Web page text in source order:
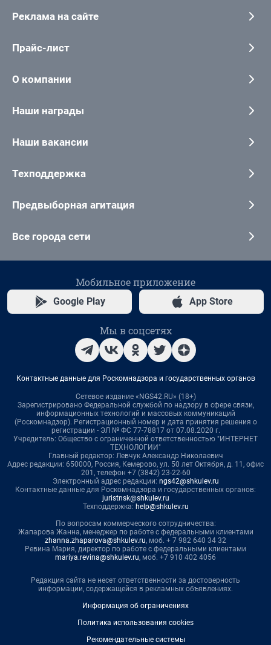
Реклама на сайте
Прайс-лист
О компании
Наши награды
Наши вакансии
Техподдержка
Предвыборная агитация
Все города сети
Мобильное приложение
Google Play App Store
Мы в соцсетях
Контактные данные для Роскомнадзора и государственных органов
Сетевое издание «NGS42.RU» (18+)
Зарегистрировано Федеральной службой по надзору в сфере связи,
информационных технологий и массовых коммуникаций
(Роскомнадзор). Регистрационный номер и дата принятия решения о
регистрации - ЭЛ № ФС 77-78817 от 07.08.2020 г.
Учредитель: Общество с ограниченной ответственностью "ИНТЕРНЕТ
ТЕХНОЛОГИИ"
Главный редактор: Левчук Александр Николаевич
Адрес редакции: 650000, Россия, Кемерово, ул. 50 лет Октября, д. 11, офис
201, телефон +7 (3842) 23-22-60
Электронный адрес редакции: ngs42@shkulev.ru
Контактные данные для Роскомнадзора и государственных органов:
juristnsk@shkulev.ru
Техподдержка: help@shkulev.ru
По вопросам коммерческого сотрудничества:
Жапарова Жанна, менеджер по работе с федеральными клиентами
zhanna.zhaparova@shkulev.ru, моб. + 7 982 640 34 32
Ревина Мария, директор по работе с федеральными клиентами
mariya.revina@shkulev.ru, моб. +7 910 402 4056
Редакция сайта не несет ответственности за достоверность
информации, содержащейся в рекламных объявлениях.
Информация об ограничениях
Политика использования cookies
Рекомендательные системы